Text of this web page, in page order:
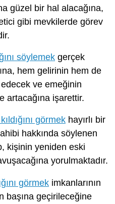
güzel bir hal alacağına,
gibi mevkilerde görev
söylemek gerçek
hem gelirinin hem de
ve emeğinin
artacağına işarettir.
görmek hayırlı bir
hakkında söylenen
kişinin yeniden eski
yorulmaktadır.
görmek imkanlarının
başına geçirileceğine